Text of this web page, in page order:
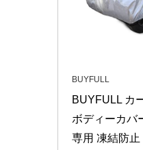
BUYFULL
BUYFULL カ
ボディーカバ
専用 凍結防